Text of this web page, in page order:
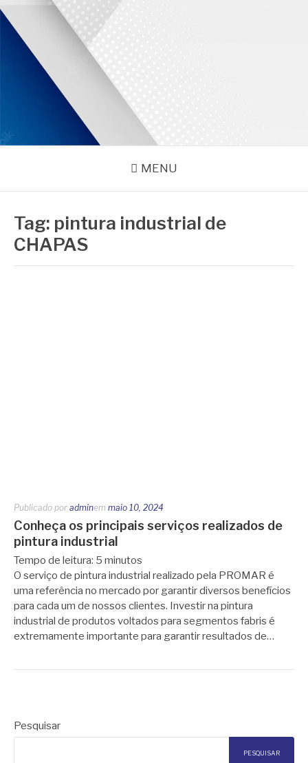
Pular
para
conteúdo
PROMAR
MENU
Tag: pintura industrial de
CHAPAS
Publicado por adminem maio 10, 2024
Conheça os principais serviços realizados de
pintura industrial
Tempo de leitura: 5 minutos
O serviço de pintura industrial realizado pela PROMAR é
uma referência no mercado por garantir diversos benefícios
para cada um de nossos clientes. Investir na pintura
industrial de produtos voltados para segmentos fabris é
extremamente importante para garantir resultados de…
Pesquisar
PESQUISAR